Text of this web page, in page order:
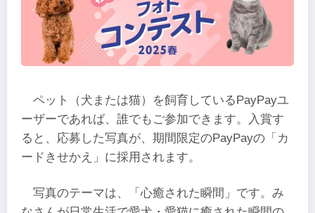
ペット（犬または猫）を飼育しているPayPayユ
ーザーであれば、誰でもご参加できます。入賞す
ると、応募した写真が、期間限定のPayPayの「カ
ードきせかえ」に採用されます。
写真のテーマは、「心癒された瞬間」です。み